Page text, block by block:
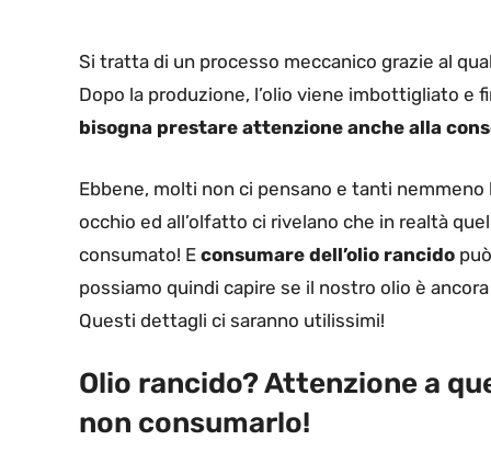
Si tratta di un processo meccanico grazie al
Dopo la produzione, l’olio viene imbottigliato
bisogna prestare attenzione anche alla
Ebbene, molti non ci pensano e tanti
occhio ed all’olfatto ci rivelano che in realtà
consumato! E consumare dell’olio rancido
possiamo quindi capire se il nostro olio è
Questi dettagli ci saranno utilissimi!
Olio rancido? Attenzione a
non consumarlo!